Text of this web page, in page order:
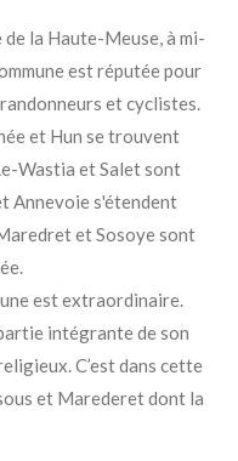
la Haute-Meuse, à mi-
est réputée pour
et cyclistes.
et Hun se trouvent
Wastia et Salet sont
Annevoie s'étendent
et Sosoye sont
est extraordinaire.
intégrante de son
C’est dans cette
et Marederet dont la